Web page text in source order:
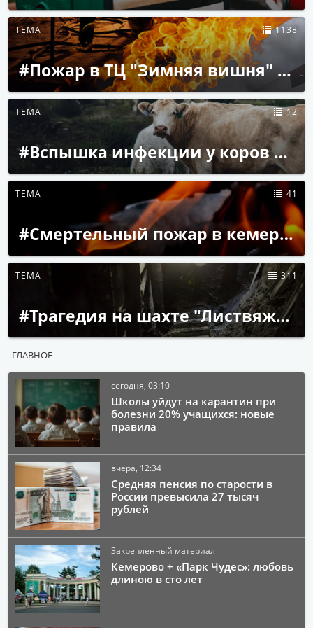
ТЕМА 1138
#Пожар в ТЦ "Зимняя вишня" в Кемерове
ТЕМА 12
#Вспышка инфекции у коров в Кузбассе
ТЕМА 41
#Смертельный пожар в кемеровском пансионате
ТЕМА 311
#Трагедия на шахте "Листвяжная" ХК "СДС-Уголь"
ГЛАВНОЕ
сегодня, 03:10
Школы уйдут на карантин при
болезни 20% учащихся: новые
правила
вчера, 12:34
Средняя пенсия по старости в
России превысила 27 тысяч
рублей
Закрепленный материал
Кемерово + «Парк Чудес»: любовь
длиною в сто лет